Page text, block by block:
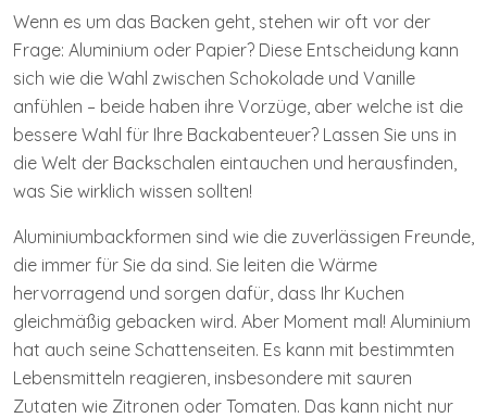
Wenn es um das Backen geht, stehen wir oft vor der
Frage: Aluminium oder Papier? Diese Entscheidung kann
sich wie die Wahl zwischen Schokolade und Vanille
anfühlen – beide haben ihre Vorzüge, aber welche ist die
bessere Wahl für Ihre Backabenteuer? Lassen Sie uns in
die Welt der Backschalen eintauchen und herausfinden,
was Sie wirklich wissen sollten!
Aluminiumbackformen sind wie die zuverlässigen Freunde,
die immer für Sie da sind. Sie leiten die Wärme
hervorragend und sorgen dafür, dass Ihr Kuchen
gleichmäßig gebacken wird. Aber Moment mal! Aluminium
hat auch seine Schattenseiten. Es kann mit bestimmten
Lebensmitteln reagieren, insbesondere mit sauren
Zutaten wie Zitronen oder Tomaten. Das kann nicht nur